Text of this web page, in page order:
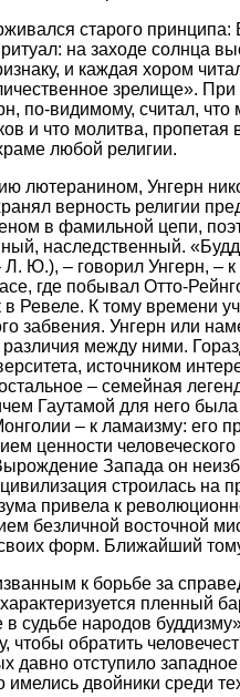
старого
на заходе солнца
и каждая хором
зрелище».
по-видимому, считал,
и что молитва,
любой религии.
лютеранином, Унгерн
верность религии
в фамильной цепи,
наследственный.
Л. Ю.), –говорил Унгерн, –
где побывал Отто-
в Ревеле. К тому времени
забвения. Унгерн или
между ними.
источником
– семейная
Гаутамой для него
– к ламаизму: его
ценности
Запада он
строилась на
привела к
безличной восточной
форм. Ближайший
к борьбе за
пленный
судьбе народов
чтобы обратить
давно отступило
имелись двойники среди